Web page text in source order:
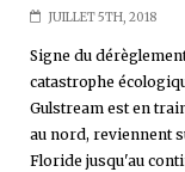
JUILLET 5TH, 2018
Signe du
catastrophe
Gulstream est en
au nord, reviennent
Floride jusqu'au